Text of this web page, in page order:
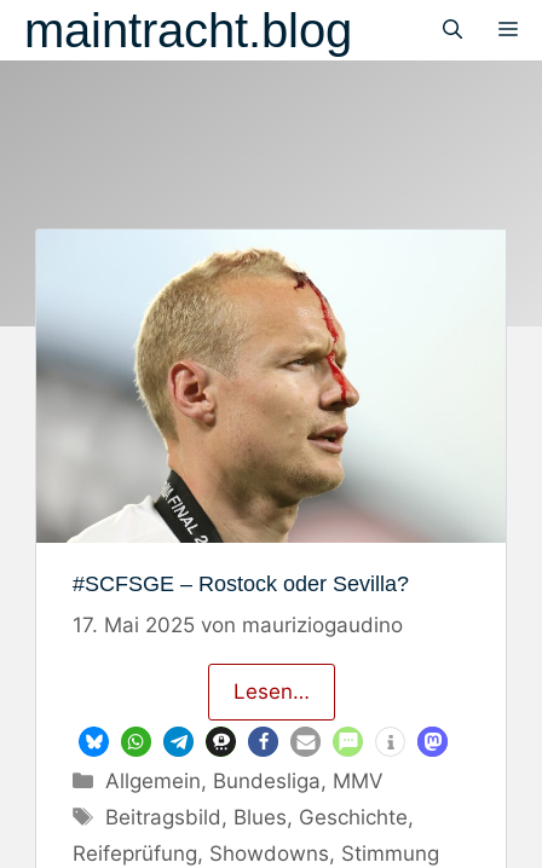
Inhaltmaintracht.blog
#SCFSGE – Rostock oder Sevilla?
17. Mai 2025 von mauriziogaudino
Lesen…
Kategorien
Allgemein, Bundesliga, MMV
Schlagwörter
Beitragsbild, Blues, Geschichte,
Reifeprüfung, Showdowns, Stimmung